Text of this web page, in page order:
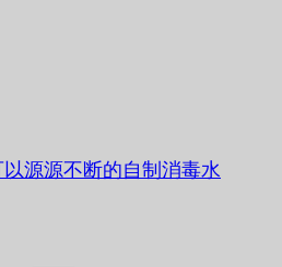
源源不断的自制消毒水